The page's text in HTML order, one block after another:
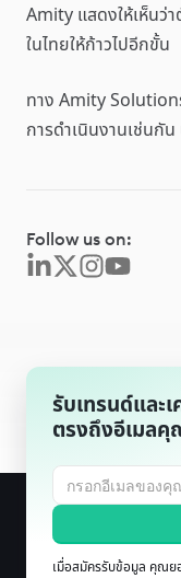
Amity แสดงให้เห็นว่
ในไทยให้ก้าวไปอีกขั้น
ทาง Amity
การดำเนินงานเช่นกั
Follow us on:
รับเทรนด์และ
ตรงถึงอีเมล
เมื่อสมัครรับข้อมูล คุณย